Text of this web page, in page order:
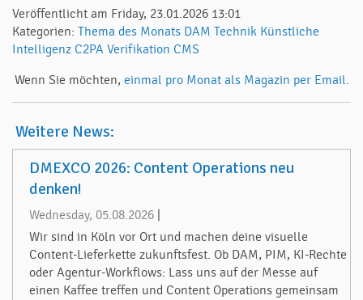
Veröffentlicht am Friday, 23.01.2026 13:01
Kategorien: Thema des Monats DAM Technik Künstliche
Intelligenz C2PA Verifikation CMS
Wenn Sie möchten, einmal pro Monat als Magazin per Email.
Weitere News:
DMEXCO 2026: Content Operations neu
denken!
Wednesday, 05.08.2026
Wir sind in Köln vor Ort und machen deine visuelle
Content-Lieferkette zukunftsfest. Ob DAM, PIM, KI-Rechte
oder Agentur-Workflows: Lass uns auf der Messe auf
einen Kaffee treffen und Content Operations gemeinsam